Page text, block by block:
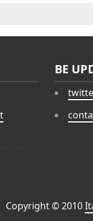
BE
Copyright © 2010